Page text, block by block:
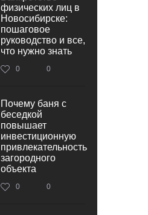
физических лиц в
Новосибирске:
пошаговое
руководство и все,
что нужно знать
0 0
Почему баня с
беседкой
повышает
инвестиционную
привлекательность
загородного
объекта
0 0